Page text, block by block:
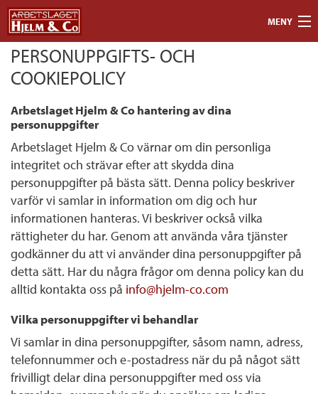
Hoppa till huvudinnehåll
MENY
ENTREPRENAD
OM OSS
REFERENSER
KONTAKT
PERSONUPPGIFTS- OCH
COOKIEPOLICY
Arbetslaget Hjelm & Co hantering av dina
personuppgifter
Arbetslaget Hjelm & Co värnar om din personliga
integritet och strävar efter att skydda dina
personuppgifter på bästa sätt. Denna policy beskriver
varför vi samlar in information om dig och hur
informationen hanteras. Vi beskriver också vilka
rättigheter du har. Genom att använda våra tjänster
godkänner du att vi använder dina personuppgifter på
detta sätt. Har du några frågor om denna policy kan du
alltid kontakta oss på info@hjelm-co.com
Vilka personuppgifter vi behandlar
Vi samlar in dina personuppgifter, såsom namn, adress,
telefonnummer och e-postadress när du på något sätt
frivilligt delar dina personuppgifter med oss via